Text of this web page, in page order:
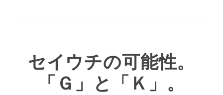
セイウチの可能性。
「Ｇ」と「Ｋ」。